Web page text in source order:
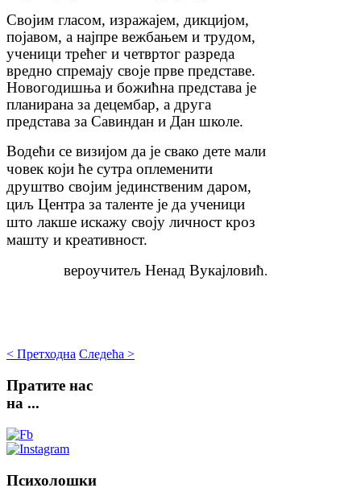
Својим гласом, изражајем, дикцијом,
појавом, а најпре вежбањем и трудом,
ученици трећег и четвртог разреда
вредно спремају своје прве представе.
Новогодишња и божићна представа је
планирана за децембар, а друга
представа за Савиндан и Дан школе.
Водећи се визијом да је свако дете мали
човек који ће сутра оплеменити
друштво својим јединственим даром,
циљ Центра за таленте је да ученици
што лакше искажу своју личност кроз
машту и креативност.
вероучитељ Ненад Вукајловић.
< Претходна Следећа >
Пратите нас
на ...
Психолошки